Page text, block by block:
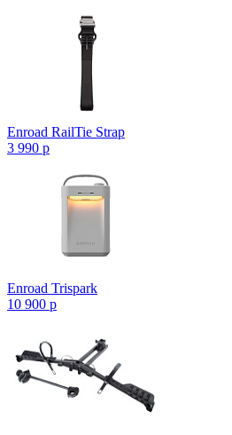
Enroad RailTie Strap
3 990 p
Enroad Trispark
10 900 p